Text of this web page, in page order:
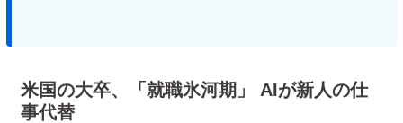
米国の大卒、「就職氷河期」 AIが新人の仕
事代替